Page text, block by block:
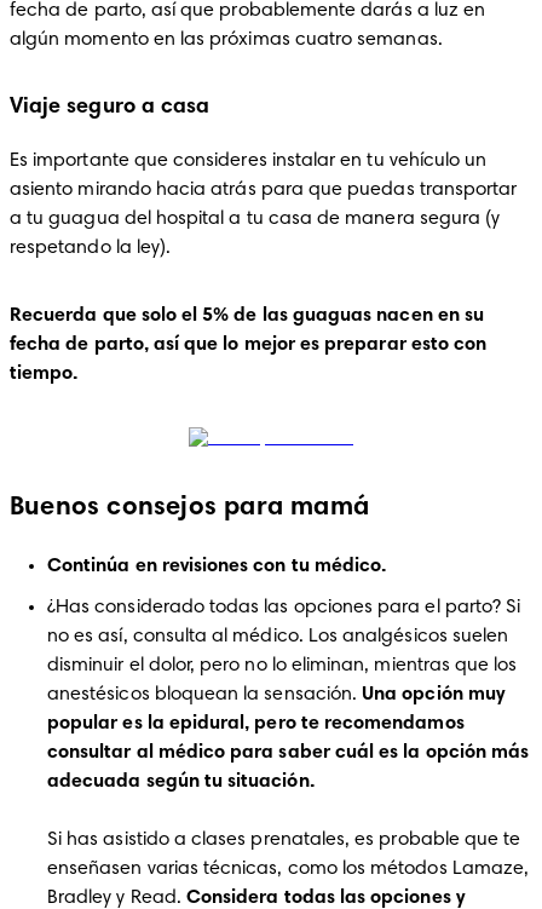
fecha de parto, así que probablemente darás a luz en
algún momento en las próximas cuatro semanas.
Viaje seguro a casa
Es importante que consideres instalar en tu vehículo un
asiento mirando hacia atrás para que puedas transportar
a tu guagua del hospital a tu casa de manera segura (y
respetando la ley).
Recuerda que solo el 5% de las guaguas nacen en su
fecha de parto, así que lo mejor es preparar esto con
tiempo.
Buenos consejos para mamá
Continúa en revisiones con tu médico.
¿Has considerado todas las opciones para el parto? Si
no es así, consulta al médico. Los analgésicos suelen
disminuir el dolor, pero no lo eliminan, mientras que los
anestésicos bloquean la sensación. Una opción muy
popular es la epidural, pero te recomendamos
consultar al médico para saber cuál es la opción más
adecuada según tu situación.
Si has asistido a clases prenatales, es probable que te
enseñasen varias técnicas, como los métodos Lamaze,
Bradley y Read. Considera todas las opciones y